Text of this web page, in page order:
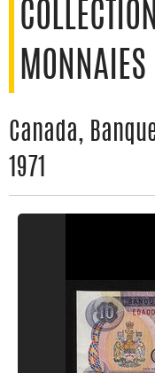
MONNAIES
Canada,
1971